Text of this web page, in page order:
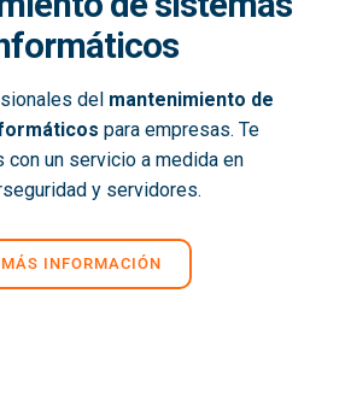
del mantenimiento de
para empresas. Te
con un servicio a medida en
y servidores.
MÁS INFORMACIÓN